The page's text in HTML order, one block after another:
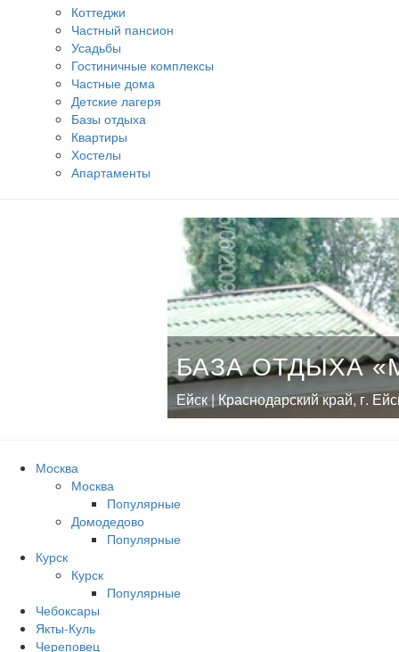
Коттеджи
Частный пансион
Усадьбы
Гостиничные комплексы
Частные дома
Детские лагеря
Базы отдыха
Квартиры
Хостелы
Апартаменты
БАЗА ОТДЫХА
Ейск | Краснодарский край, г.
Москва
Москва
Популярные
Домодедово
Популярные
Курск
Курск
Популярные
Чебоксары
Якты-Куль
Череповец